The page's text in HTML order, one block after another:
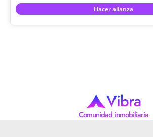
Hacer alianza
Vibra
Comunidad inmobiliaria